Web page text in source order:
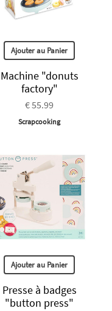
Ajouter au Panier
Machine "donuts
factory"
€ 55.99
Scrapcooking
Ajouter au Panier
Presse à badges
"button press"